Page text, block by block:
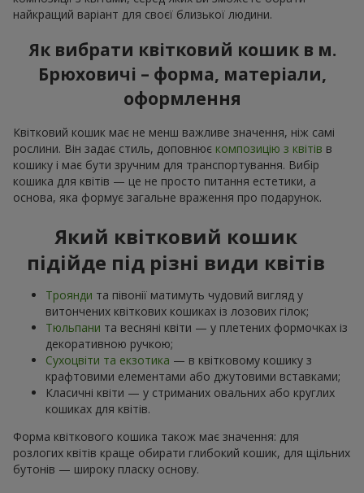
найкращий варіант для своєї близької людини.
Як вибрати квітковий кошик в м.
Брюховичі – форма, матеріали,
оформлення
Квітковий кошик має не менш важливе значення, ніж самі
рослини. Він задає стиль, доповнює композицію з квітів в
кошику і має бути зручним для транспортування. Вибір
кошика для квітів — це не просто питання естетики, а
основа, яка формує загальне враження про подарунок.
Який квітковий кошик
підійде під різні види квітів
Троянди та півонії матимуть чудовий вигляд у
витончених квіткових кошиках із лозових гілок;
Тюльпани та весняні квіти — у плетених формочках із
декоративною ручкою;
Сухоцвіти та екзотика — в квітковому кошику з
крафтовими елементами або джутовими вставками;
Класичні квіти — у стриманих овальних або круглих
кошиках для квітів.
Форма квіткового кошика також має значення: для
розлогих квітів краще обирати глибокий кошик, для щільних
бутонів — широку пласку основу.